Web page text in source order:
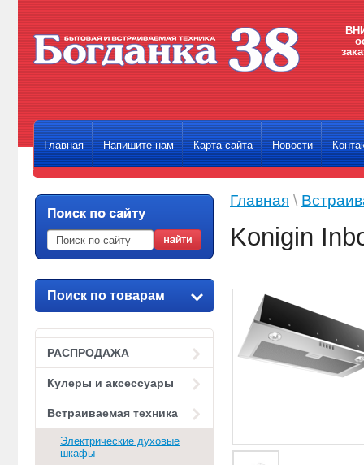
Главная Напишите нам Карта сайта Новости
Поиск по товарам
РАСПРОДАЖА
Кулеры и аксессуары
Встраиваемая техника
Электрические духовые
шкафы
Главная \
Konigin